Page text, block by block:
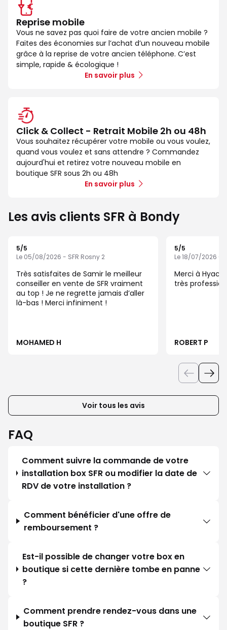
Reprise mobile
Vous ne savez pas quoi faire de votre ancien mobile ?
Faites des économies sur l’achat d’un nouveau mobile
grâce à la reprise de votre ancien téléphone. C’est
simple, rapide & écologique !
En savoir plus
Click & Collect - Retrait Mobile 2h ou 48h
Vous souhaitez récupérer votre mobile ou vous voulez,
quand vous voulez et sans attendre ? Commandez
aujourd'hui et retirez votre nouveau mobile en
boutique SFR sous 2h ou 48h
En savoir plus
Les avis clients SFR à Bondy
5/5
Le 05/08/2026 - SFR Rosny 2
Très satisfaites de Samir le meilleur
conseiller en vente de SFR vraiment
au top ! Je ne regrette jamais d’aller
là-bas ! Merci infiniment !
MOHAMED H
5/5
Le 18/07/2026 -
Merci à
très
ROBERT P
Voir tous les avis
FAQ
Comment suivre la commande de votre
installation box SFR ou modifier la date de
RDV de votre installation ?
Comment bénéficier d'une offre de
remboursement ?
Est-il possible de changer votre box en
boutique si cette dernière tombe en panne
?
Comment prendre rendez-vous dans une
boutique SFR ?